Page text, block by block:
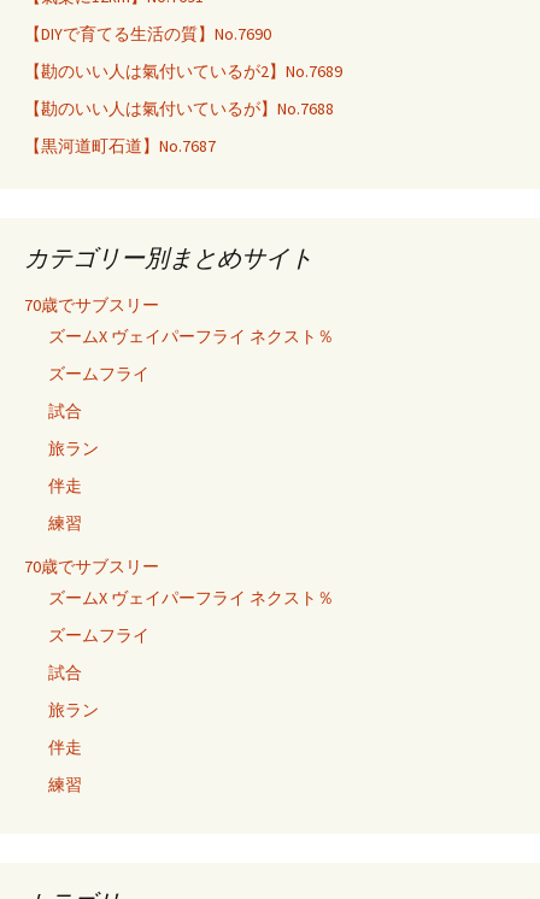
【DIYで育てる生活の質】No.7690
【勘のいい人は氣付いているが2】No.7689
【勘のいい人は氣付いているが】No.7688
【黒河道町石道】No.7687
カテゴリー別まとめサイト
70歳でサブスリー
ズームX ヴェイパーフライ ネクスト％
ズームフライ
試合
旅ラン
伴走
練習
70歳でサブスリー
ズームX ヴェイパーフライ ネクスト％
ズームフライ
試合
旅ラン
伴走
練習